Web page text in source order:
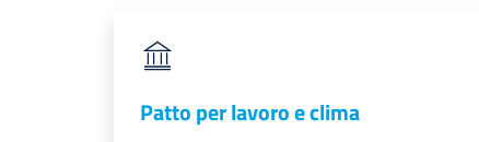
Patto per lavoro e clima